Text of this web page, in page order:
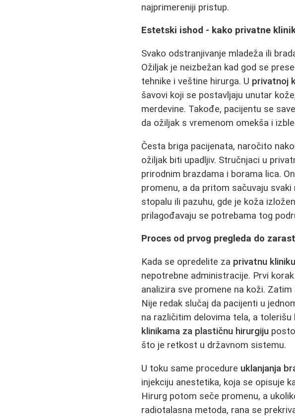
najprimereniji pristup.
Estetski ishod - kako privatne
Svako odstranjivanje mladeža ili
Ožiljak je neizbežan kad god se
tehnike i veštine hirurga. U privatnoj
šavovi koji se postavljaju unutar
merdevine. Takođe, pacijentu se
da ožiljak s vremenom omekša i
Česta briga pacijenata, naročito
ožiljak biti upadljiv. Stručnjaci u
prirodnim brazdama i borama lica.
promenu, a da pritom sačuvaju
stopalu ili pazuhu, gde je koža
prilagođavaju se potrebama tog
Proces od prvog pregleda do
Kada se opredelite za privatnu
nepotrebne administracije. Prvi
analizira sve promene na koži.
Nije redak slučaj da pacijenti u
na različitim delovima tela, a
klinikama za plastičnu hirurgiju
što je retkost u državnom sistemu.
U toku same procedure uklanjanja
injekciju anestetika, koja se opisuje
Hirurg potom seče promenu, a
radiotalasna metoda, rana se